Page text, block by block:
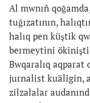
Al mwnıñ
tuğızatının,
halıq pen küştik
bermeytini
Bwqaralıq aqparat
jurnalist kuäligin,
zilzalalar